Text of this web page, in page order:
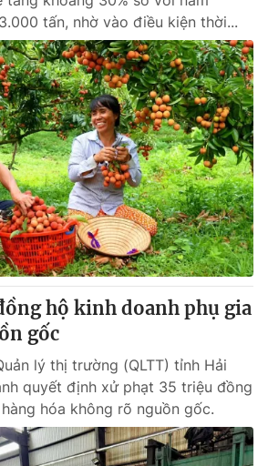
tấn, nhờ vào điều kiện thời...
hộ kinh doanh phụ gia
gốc
lý thị trường (QLTT) tỉnh Hải
quyết định xử phạt 35 triệu đồng
hóa không rõ nguồn gốc.